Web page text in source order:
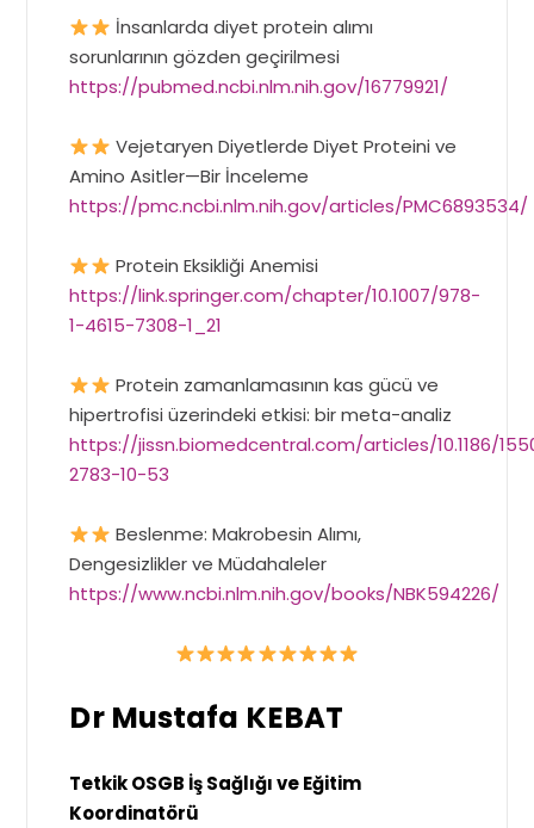
İnsanlarda diyet protein alımı
sorunlarının gözden geçirilmesi
https://pubmed.ncbi.nlm.nih.gov/16779921/
Vejetaryen Diyetlerde Diyet Proteini ve
Amino Asitler—Bir İnceleme
https://pmc.ncbi.nlm.nih.gov/articles/PMC6893534/
Protein Eksikliği Anemisi
https://link.springer.com/chapter/10.1007/978-
1-4615-7308-1_21
Protein zamanlamasının kas gücü ve
hipertrofisi üzerindeki etkisi: bir meta-analiz
https://jissn.biomedcentral.com/articles/10.1186/
2783-10-53
Beslenme: Makrobesin Alımı,
Dengesizlikler ve Müdahaleler
https://www.ncbi.nlm.nih.gov/books/NBK594226/
Dr Mustafa KEBAT
Tetkik OSGB İş Sağlığı ve Eğitim
Koordinatörü